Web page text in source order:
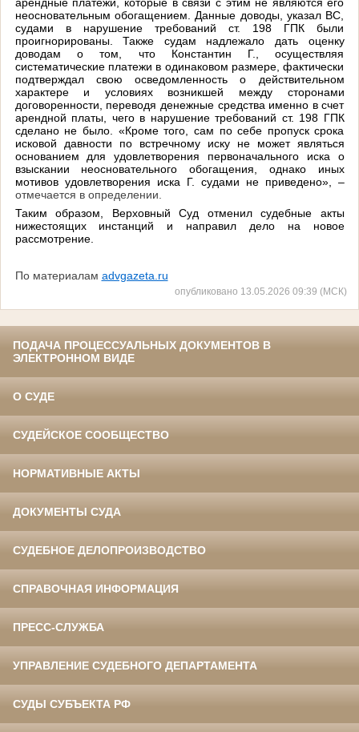
неосновательным обогащением. Данные доводы, указал ВС,
судами в нарушение требований ст. 198 ГПК были
проигнорированы. Также судам надлежало дать оценку
доводам о том, что Константин Г., осуществляя
систематические платежи в одинаковом размере, фактически
подтверждал свою осведомленность о действительном
характере и условиях возникшей между сторонами
договоренности, переводя денежные средства именно в счет
арендной платы, чего в нарушение требований ст. 198 ГПК
сделано не было. «Кроме того, сам по себе пропуск срока
исковой давности по встречному иску не может являться
основанием для удовлетворения первоначального иска о
взыскании неосновательного обогащения, однако иных
мотивов удовлетворения иска Г. судами не приведено», –
отмечается в определении.
Таким образом, Верховный Суд отменил судебные акты
нижестоящих инстанций и направил дело на новое
рассмотрение.
По материалам advgazeta.ru
опубликовано 13.05.2026 09:39 (МСК)
ПОДАЧА ПРОЦЕССУАЛЬНЫХ ДОКУМЕНТОВ В
ЭЛЕКТРОННОМ ВИДЕ
О СУДЕ
СУДЕЙСКОЕ СООБЩЕСТВО
НОРМАТИВНЫЕ АКТЫ
ДОКУМЕНТЫ СУДА
СУДЕБНОЕ ДЕЛОПРОИЗВОДСТВО
СПРАВОЧНАЯ ИНФОРМАЦИЯ
ПРЕСС-СЛУЖБА
УПРАВЛЕНИЕ СУДЕБНОГО ДЕПАРТАМЕНТА
СУДЫ СУБЪЕКТА РФ